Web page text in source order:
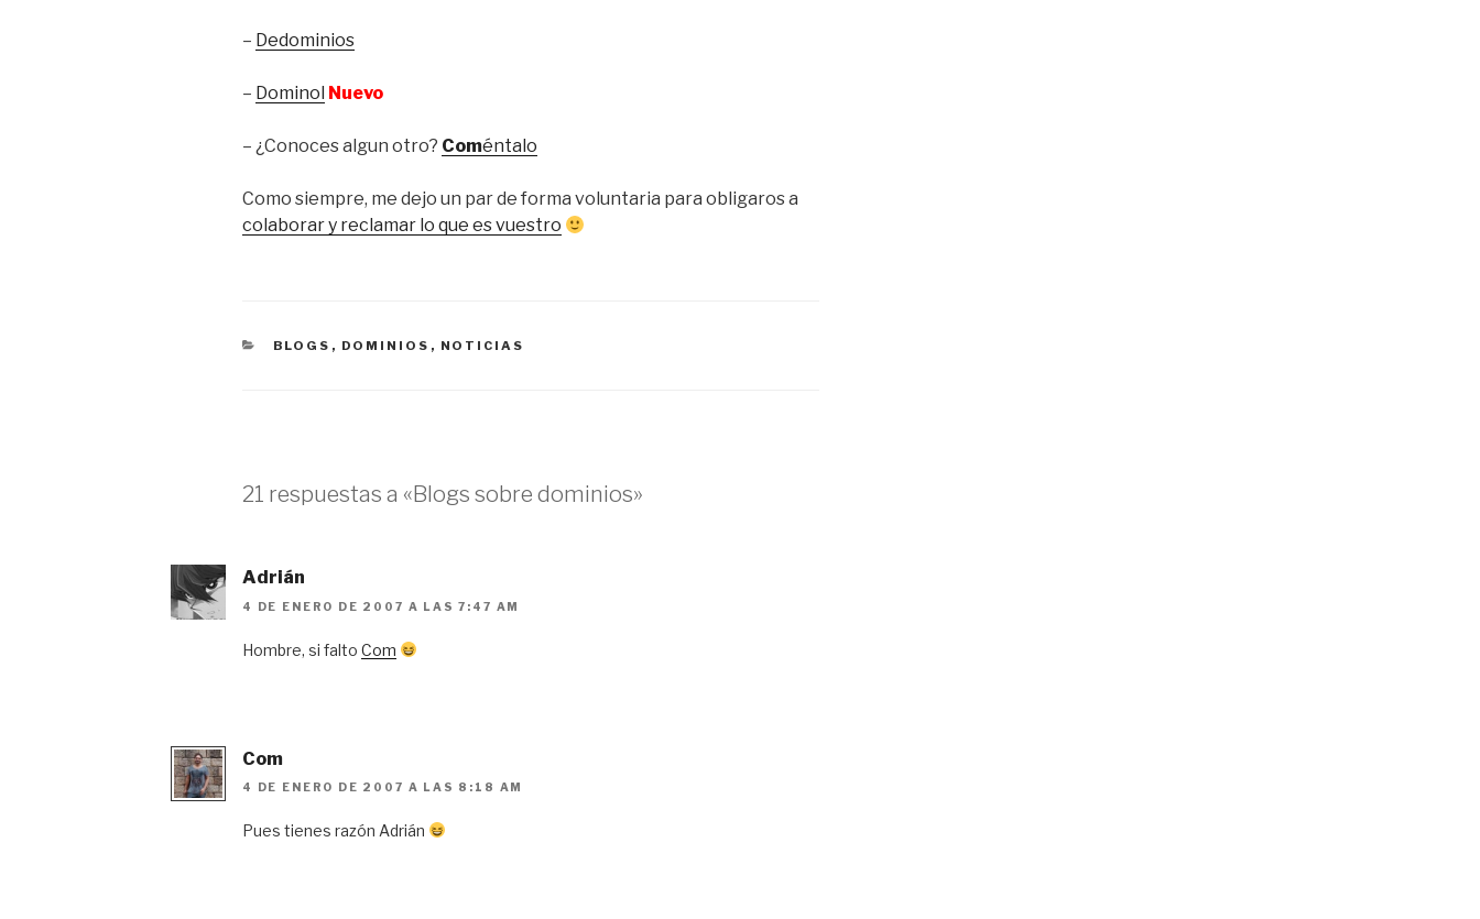
– Dedominios
– Dominol Nuevo
– ¿Conoces algun otro? Coméntalo
Como siempre, me dejo un par de forma voluntaria para obligaros a
colaborar y reclamar lo que es vuestro
CATEGORÍAS
BLOGS , DOMINIOS , NOTICIAS
21 respuestas a «Blogs sobre dominios»
Adrián
4 DE ENERO DE 2007 A LAS 7:47 AM
Hombre, si falto Com
Com
4 DE ENERO DE 2007 A LAS 8:18 AM
Pues tienes razón Adrián